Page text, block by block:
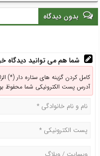
بدون دیدگاه
شما هم می توانید دیدگاه
کامل کردن گزینه های ستاره دار (*)
آدرس پست الکترونیکی شما محفوظ